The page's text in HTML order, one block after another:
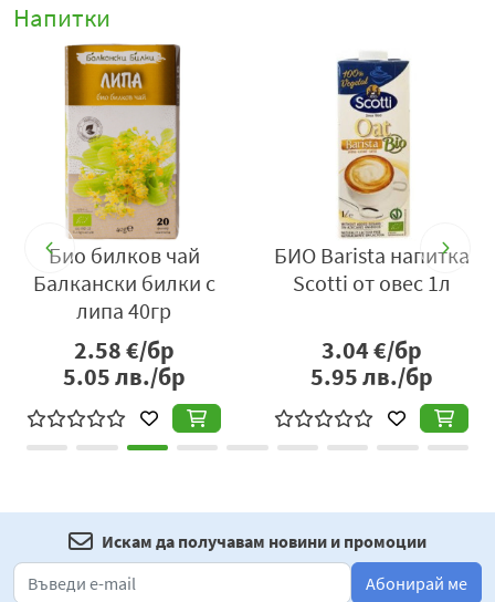
Напитки
Био билков чай
Балкански билки с
липа 40гр
2.58€/бр
5.05лв./бр
БИО Barista напитка
Scotti от овес 1л
3.04€/бр
5.95лв./бр
Искам да получавам новини и промоции
Абонирай ме